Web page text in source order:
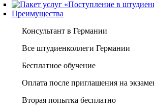
Преимущества
Консультант в Германии
Все штудиенколлеги Германии
Бесплатное обучение
Оплата после приглашения на
Вторая попытка бесплатно